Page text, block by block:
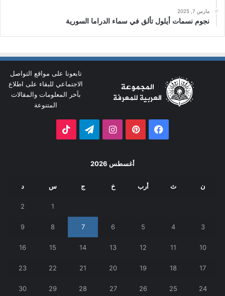
مارس 7, 2025
نجوم نسمات أيلول تألق في سماء الدراما السورية
تابعونا على مواقع التواصل
الاجتماعي للبقاء على اطلاع
بآخر المعلومات والمقالات
المتنوعة
فيسبوكبينتيريستانستقرامتيلقرام
أغسطس 2026
ن ث أرب خ ج س د
1
2
3
4
5
6
7
8
9
10
11
12
13
14
15
16
17
18
19
20
21
22
23
24
25
26
27
28
29
30